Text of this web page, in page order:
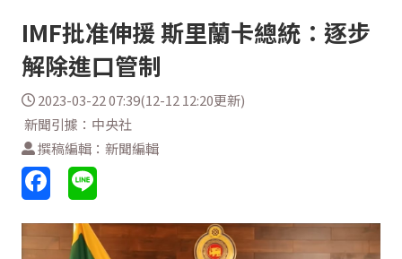
IMF批准伸援 斯里蘭卡總統：逐步
解除進口管制
2023-03-22 07:39(12-12 12:20更新)
新聞引據：中央社
撰稿編輯：新聞編輯